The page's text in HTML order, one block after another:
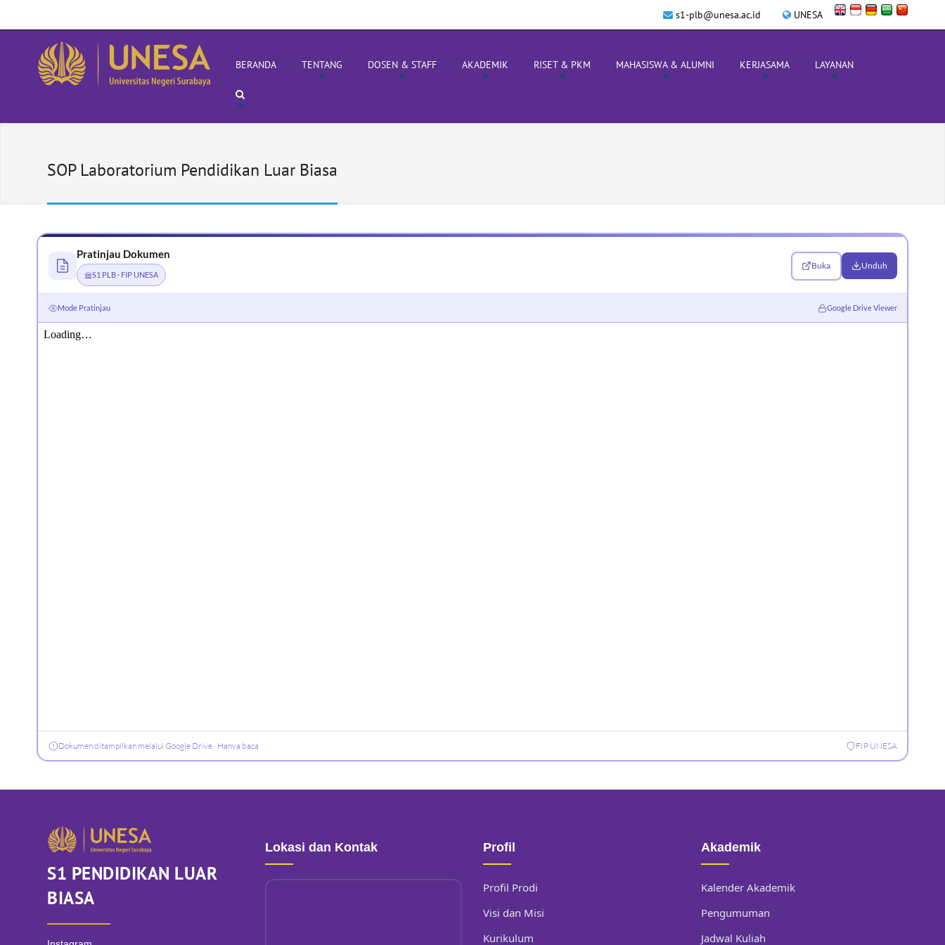
UNESA
s1-plb@unesa.ac.id
BERANDA TENTANG DOSEN & STAFF AKADEMIK RISET & PKM MAHASISWA & ALUMNI KERJASAMA LAYANAN
SOP Laboratorium Pendidikan Luar Biasa
Pratinjau Dokumen
S1 PLB · FIP UNESA
Buka Unduh
Mode Pratinjau Google Drive Viewer
Dokumen ditampilkan melalui Google Drive · Hanya baca FIP UNESA
S1 PENDIDIKAN LUAR
BIASA
Lokasi dan Kontak Profil
Profil Prodi
Visi dan Misi
Kurikulum
Akademik
Kalender Akademik
Pengumuman
Jadwal Kuliah